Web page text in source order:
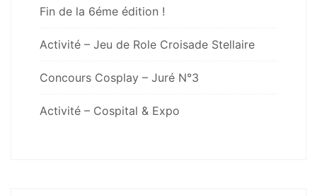
Fin de la 6éme édition !
Activité – Jeu de Role Croisade Stellaire
Concours Cosplay – Juré N°3
Activité – Cospital & Expo